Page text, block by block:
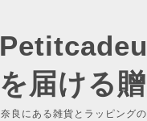
を届ける
奈良にある雑貨とラッピング